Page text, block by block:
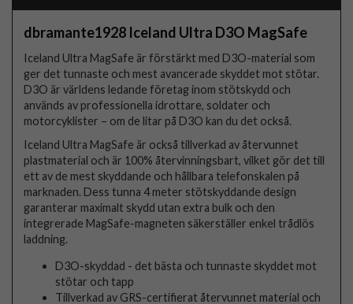
dbramante1928 Iceland Ultra D3O MagSafe
Iceland Ultra MagSafe är förstärkt med D3O-material som
ger det tunnaste och mest avancerade skyddet mot stötar.
D3O är världens ledande företag inom stötskydd och
används av professionella idrottare, soldater och
motorcyklister – om de litar på D3O kan du det också.
Iceland Ultra MagSafe är också tillverkad av återvunnet
plastmaterial och är 100% återvinningsbart, vilket gör det till
ett av de mest skyddande och hållbara telefonskalen på
marknaden. Dess tunna 4 meter stötskyddande design
garanterar maximalt skydd utan extra bulk och den
integrerade MagSafe-magneten säkerställer enkel trådlös
laddning.
D3O-skyddad - det bästa och tunnaste skyddet mot
stötar och tapp
Tillverkad av GRS-certifierat återvunnet material och